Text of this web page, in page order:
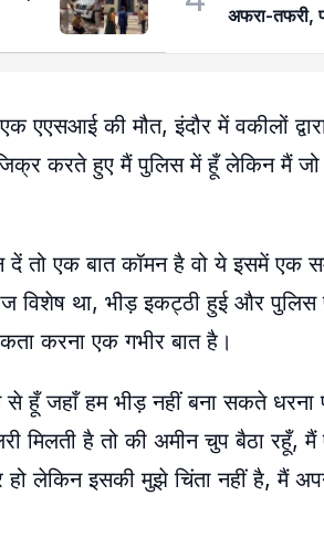
अफरा-तफरी,
की मौत, इंदौर में वकीलों
करते हुए मैं पुलिस में हूँ लेकिन मैं जो
दें तो एक बात कॉमन है वो ये इसमें एक
विशेष था, भीड़ इकट्ठी हुई और पुलिस
करना एक गभीर बात है।
से हूँ जहाँ हम भीड़ नहीं बना सकते
मिलती है तो की अमीन चुप बैठा
लेकिन इसकी मुझे चिंता नहीं है, मैं